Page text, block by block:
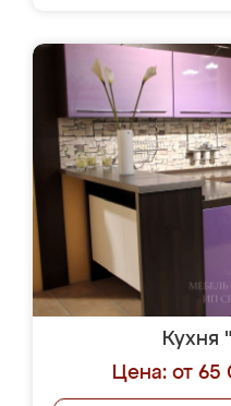
Кухня
Цена: от 65